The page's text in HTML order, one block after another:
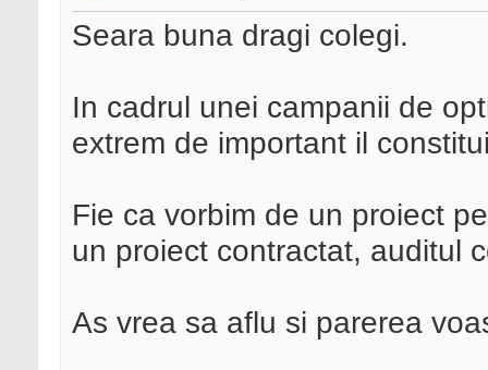
Seara buna dragi colegi.
In cadrul unei campanii de
extrem de important il
Fie ca vorbim de un proiect
un proiect contractat, auditul
As vrea sa aflu si parerea